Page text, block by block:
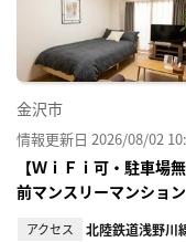
金沢市
情報更新日 2026/08/02
【ＷｉＦｉ可・駐車場
前マンスリーマンション
アクセス 北陸鉄道浅野川